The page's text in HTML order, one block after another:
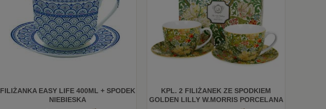
FILIŻANKA EASY LIFE 400ML + SPODEK
NIEBIESKA
KPL. 2 FILIŻANEK ZE SPODKIEM
GOLDEN LILLY W.MORRIS PORCELANA